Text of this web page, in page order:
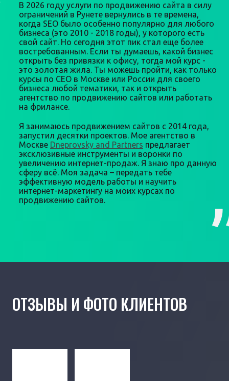
В 2026 году услуги по продвижению сайта в силу
ограничений в Рунете вернулись в те времена,
когда SEO было особенно популярно для любого
бизнеса (это 2010 - 2018 годы), у которого есть
свой сайт. Но сегодня этот пик стал еще более
востребованным. Если ты думаешь, какой бизнес
открыть без привязки к офису, тогда мой курс -
это золотая жила. Ты можешь пройти, как только
курсы по СЕО в Москве или России для своего
бизнеса любой тематики, так и открыть
агентство по продвижению сайтов или работать
на фрилансе.
Я занимаюсь продвижением сайтов с 2014 года,
запустил десятки проектов. Мое агентство в
Москве Dneprovsky and Partners предлагает
эксклюзивные инструменты и воронки по
увеличению интернет-продаж. Я знаю про данную
сферу всё. Моя задача – передать тебе
эффективную модель работы и научить
интернет-маркетингу на моих курсах по
продвижению сайтов.
ОТЗЫВЫ И ФОТО КЛИЕНТОВ